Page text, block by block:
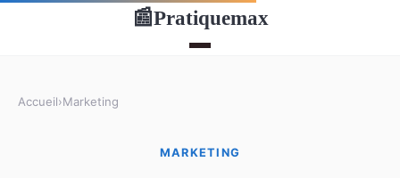
📰Pratiquemax
Accueil›Marketing
MARKETING